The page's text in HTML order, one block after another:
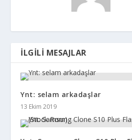
İLGILI MESAJLAR
Ynt: selam arkadaşlar
13 Ekim 2019